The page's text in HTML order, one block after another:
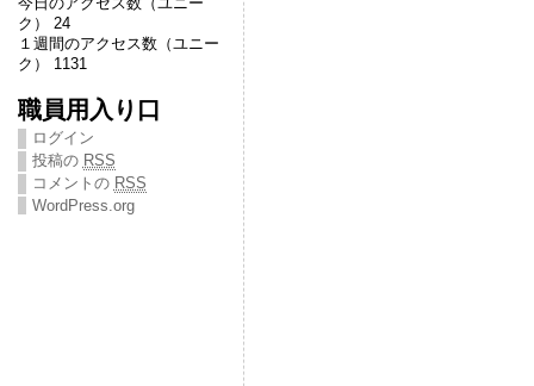
ク） 24
１週間のアクセス数（ユニー
ク） 1131
職員用入り口
ログイン
投稿の RSS
コメントの RSS
WordPress.org